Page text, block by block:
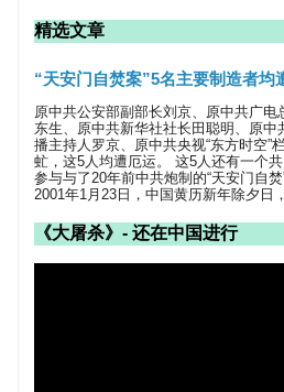
精选文章
“天安门自焚案”5名主要制造者均
原中共公安部副部长刘京、原中共广电
东生、原中共新华社社长田聪明、原中
播主持人罗京、原中共央视“东方时空”
虻，这5人均遭厄运。 这5人还有一个
参与与了20年前中共炮制的“天安门自焚
2001年1月23日，中国黄历新年除夕日
《大屠杀》- 还在中国进行